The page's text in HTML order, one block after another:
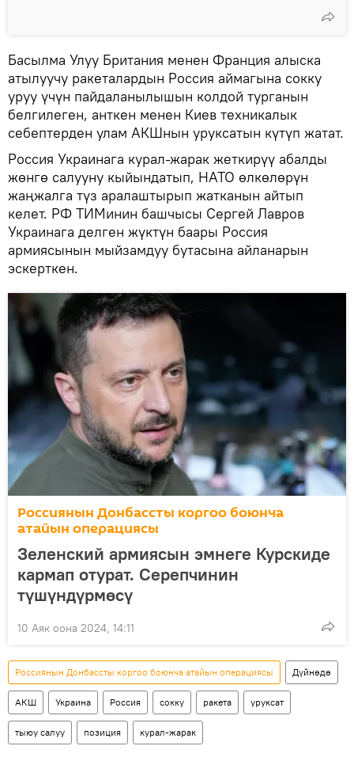
Басылма Улуу Британия менен Франция алыска
атылуучу ракеталардын Россия аймагына сокку
уруу үчүн пайдаланылышын колдой турганын
белгилеген, анткен менен Киев техникалык
себептерден улам АКШнын уруксатын күтүп жатат.
Россия Украинага курал-жарак жеткирүү абалды
жөнгө салууну кыйындатып, НАТО өлкөлөрүн
жаңжалга түз аралаштырып жатканын айтып
келет. РФ ТИМинин башчысы Сергей Лавров
Украинага делген жүктүн баары Россия
армиясынын мыйзамдуу бутасына айланарын
эскерткен.
Россиянын Донбассты коргоо боюнча
атайын операциясы
Зеленский армиясын эмнеге Курскиде
кармап отурат. Серепчинин
түшүндүрмөсү
10 Аяк оона 2024, 14:11
Россиянын Донбассты коргоо боюнча атайын операциясы Дүйнөдө
АКШ Украина Россия сокку ракета уруксат
тыюу салуу позиция курал-жарак